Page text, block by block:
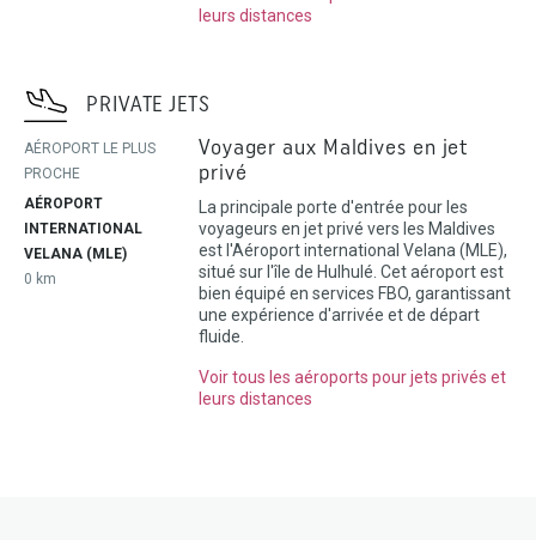
leurs distances
PRIVATE JETS
AÉROPORT LE PLUS
PROCHE
AÉROPORT
INTERNATIONAL
VELANA (MLE)
0 km
Voyager aux Maldives en jet
privé
La principale porte d'entrée pour les
voyageurs en jet privé vers les Maldives
est l'Aéroport international Velana (MLE),
situé sur l'île de Hulhulé. Cet aéroport est
bien équipé en services FBO, garantissant
une expérience d'arrivée et de départ
fluide.
Voir tous les aéroports pour jets privés et
leurs distances